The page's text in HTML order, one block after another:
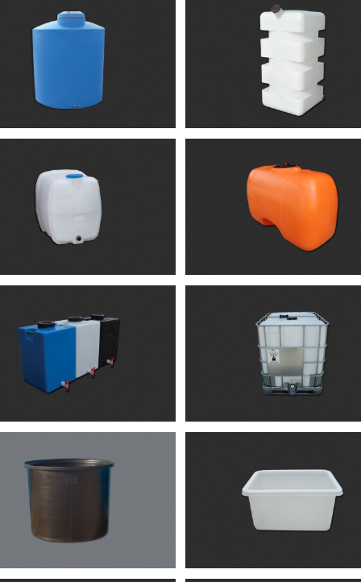
Ορθογώνιες δεξαμενές –
Οριζόντιες / Κάθετες
Ορθογώνιες δεξαμενές
Δεξαμενές
Ψεκαστικά βυτία
Ψεκαστικά βυτία
Ψεκαστικά βυτία – Νέου
Ψεκαστικά βυτία
Παλετοδεξαμενές
Δεξαμενές
Δεξαμενές μεταφοράς
Δεξαμενές
Δεξαμενές γενικής